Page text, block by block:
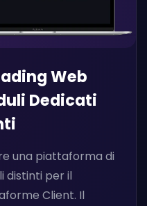
Web
Dedicati
una piattaforma di
distinti per il
Client. Il